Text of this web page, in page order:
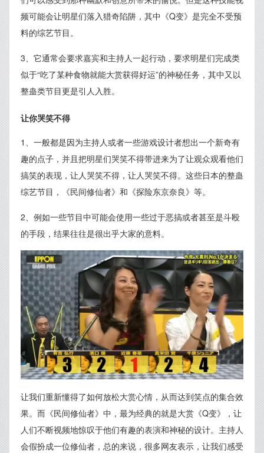
频可能会让明星们落入猎奇陷阱，其中《Q变》是完全不受预
料的综艺节目。
3、它通常会要求嘉宾和主持人一起行动，要求明星们完成类
似于“吃了某种食物就能大赏获得好运”的神秘任务，其中又以
整蛊类节目更是引人入胜。
让你哭笑不得
1、一般都是因为主持人或者一些游戏设计者想出一个新奇有
趣的点子，并且把明星们哭笑不得带进来为了让观众观看他们
搞笑的表现，让人哭笑不得，让人哭笑不得。这些日本的整蛊
综艺节目，《民间修仙者》和《探险东京奈良》等。
2、例如一些节目中可能会使用一些过于恶搞或者甚至是斗殴
的手段，结果往往是很出乎大家的意料。
让我们重新懂得了如何放松大赏心情，从而达到笑点的集合效
果。而《民间修仙者》中，最为经典的就是大赏《Q变》，让
人们不断视频地惊叹于他们有趣的表演和神秘的设计。主持人
会假扮成一位修仙者，总的来说，很多网友表示，让我们感受